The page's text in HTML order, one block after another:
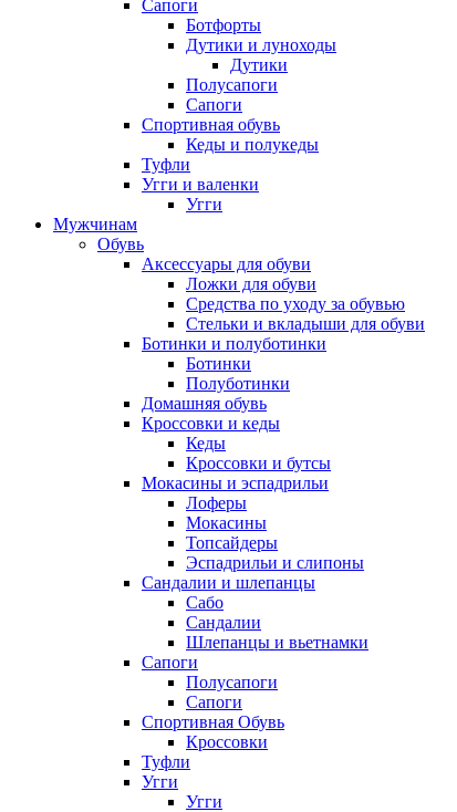
Сапоги
Ботфорты
Дутики и луноходы
Дутики
Полусапоги
Сапоги
Спортивная обувь
Кеды и полукеды
Туфли
Угги и валенки
Угги
Мужчинам
Обувь
Аксессуары для обуви
Ложки для обуви
Средства по уходу за обувью
Стельки и вкладыши для обуви
Ботинки и полуботинки
Ботинки
Полуботинки
Домашняя обувь
Кроссовки и кеды
Кеды
Кроссовки и бутсы
Мокасины и эспадрильи
Лоферы
Мокасины
Топсайдеры
Эспадрильи и слипоны
Сандалии и шлепанцы
Сабо
Сандалии
Шлепанцы и вьетнамки
Сапоги
Полусапоги
Сапоги
Спортивная Обувь
Кроссовки
Туфли
Угги
Угги